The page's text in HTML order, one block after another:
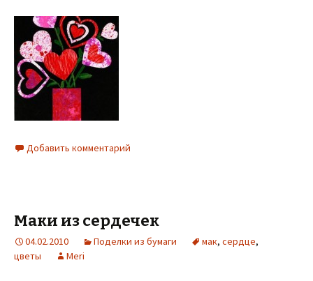
Добавить комментарий
Маки из сердечек
04.02.2010 Поделки из бумаги мак, сердце,
цветы
Meri